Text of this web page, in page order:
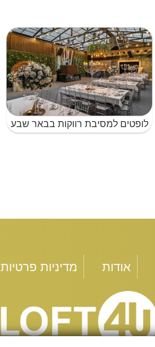
לופטים למסיבת רווקות בבאר שבע
אודות מדיניות פרטיות